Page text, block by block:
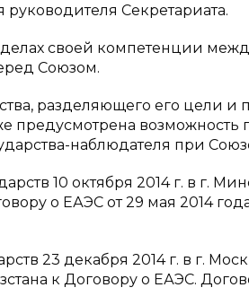
Секретариата.
своей компетенции
Союзом.
разделяющего его цели и
предусмотрена
наблюдателя при
10 октября 2014 г. в г.
о ЕАЭС от 29 мая 2014
23 декабря 2014 г. в г.
к Договору о ЕАЭС.